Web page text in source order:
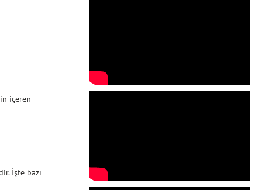
içeren
İşte bazı